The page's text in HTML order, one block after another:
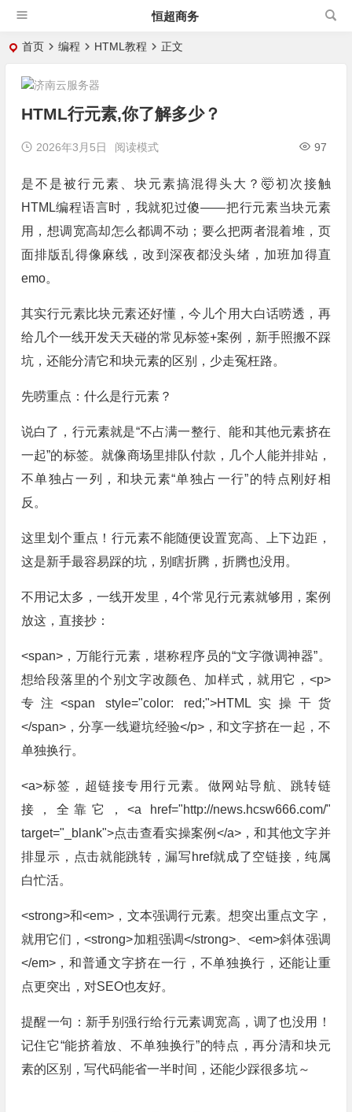
恒超商务
首页 编程 HTML教程 正文
HTML行元素,你了解多少？
2026年3月5日 97
阅读模式
是不是被行元素、块元素搞混得头大？🤯初次接触
HTML编程语言时，我就犯过傻——把行元素当块元素
用，想调宽高却怎么都调不动；要么把两者混着堆，页
面排版乱得像麻线，改到深夜都没头绪，加班加得直
emo。
其实行元素比块元素还好懂，今儿个用大白话唠透，再
给几个一线开发天天碰的常见标签+案例，新手照搬不踩
坑，还能分清它和块元素的区别，少走冤枉路。
先唠重点：什么是行元素？
说白了，行元素就是“不占满一整行、能和其他元素挤在
一起”的标签。就像商场里排队付款，几个人能并排站，
不单独占一列，和块元素“单独占一行”的特点刚好相
反。
这里划个重点！行元素不能随便设置宽高、上下边距，
这是新手最容易踩的坑，别瞎折腾，折腾也没用。
不用记太多，一线开发里，4个常见行元素就够用，案例
放这，直接抄：
<span>，万能行元素，堪称程序员的“文字微调神器”。
想给段落里的个别文字改颜色、加样式，就用它，<p>
专注<span style="color: red;">HTML实操干货
</span>，分享一线避坑经验</p>，和文字挤在一起，不
单独换行。
<a>标签，超链接专用行元素。做网站导航、跳转链
接，全靠它，<a href="http://news.hcsw666.com/"
target="_blank">点击查看实操案例</a>，和其他文字并
排显示，点击就能跳转，漏写href就成了空链接，纯属
白忙活。
<strong>和<em>，文本强调行元素。想突出重点文字，
就用它们，<strong>加粗强调</strong>、<em>斜体强调
</em>，和普通文字挤在一行，不单独换行，还能让重
点更突出，对SEO也友好。
提醒一句：新手别强行给行元素调宽高，调了也没用！
记住它“能挤着放、不单独换行”的特点，再分清和块元
素的区别，写代码能省一半时间，还能少踩很多坑～